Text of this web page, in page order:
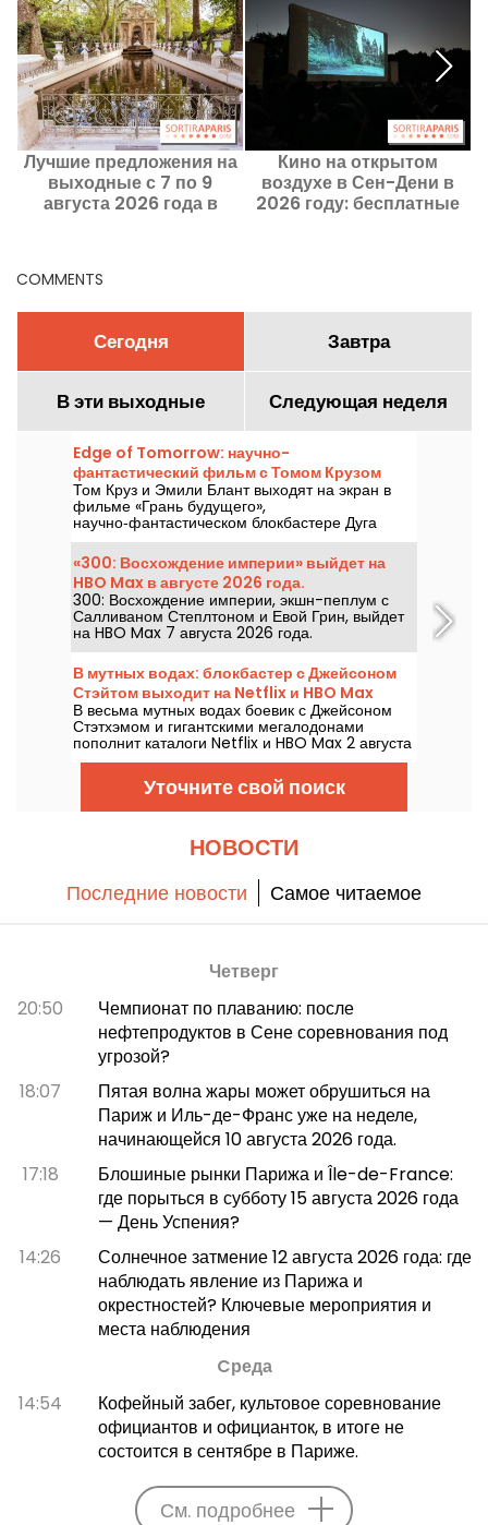
Лучшие предложения на
выходные с 7 по 9
августа 2026 года в
Кино на открытом
воздухе в Сен-Дени в
2026 году: бесплатные
COMMENTS
Сегодня Завтра
В эти выходные Следующая неделя
Edge of Tomorrow: научно-
фантастический фильм с Томом Крузом
выходит на Netflix
Том Круз и Эмили Блант выходят на экран в
фильме «Грань будущего»,
научно‑фантастическом блокбастере Дуга
Лаймана, который будет доступен на Netflix с
6 августа 2026 года.
«300: Восхождение империи» выйдет на
HBO Max в августе 2026 года.
300: Восхождение империи, экшн-пеплум с
Салливаном Степлтоном и Евой Грин, выйдет
на HBO Max 7 августа 2026 года.
В мутных водах: блокбастер с Джейсоном
Стэйтом выходит на Netflix и HBO Max
В весьма мутных водах боевик с Джейсоном
Стэтхэмом и гигантскими мегалодонами
пополнит каталоги Netflix и HBO Max 2 августа
2026 года.
Уточните свой поиск
НОВОСТИ
Последние новости Самое читаемое
Четверг
20:50
Чемпионат по плаванию: после
нефтепродуктов в Сене соревнования под
угрозой?
18:07
Пятая волна жары может обрушиться на
Париж и Иль-де-Франс уже на неделе,
начинающейся 10 августа 2026 года.
17:18
Блошиные рынки Парижа и Île-de-France:
где порыться в субботу 15 августа 2026 года
— День Успения?
14:26
Солнечное затмение 12 августа 2026 года: где
наблюдать явление из Парижа и
окрестностей? Ключевые мероприятия и
места наблюдения
Cреда
14:54
Кофейный забег, культовое соревнование
официантов и официанток, в итоге не
состоится в сентябре в Париже.
См. подробнее